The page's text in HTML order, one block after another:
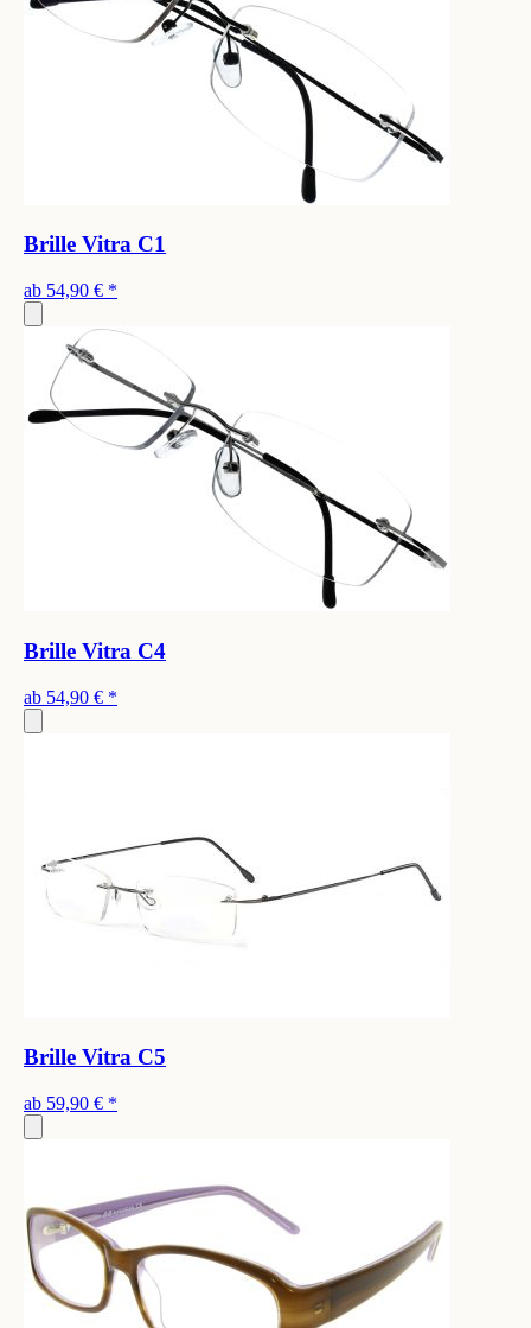
Brille Vitra C1
ab 54,90 € *
Brille Vitra C4
ab 54,90 € *
Brille Vitra C5
ab 59,90 € *